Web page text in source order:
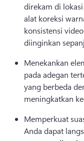
direkam di
alat koreksi
konsistensi
diinginkan
Menekankan
pada adegan
yang berbeda
meningkatkan
Memperkuat
Anda dapat